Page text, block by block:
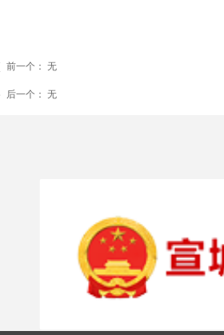
前一个： 无
后一个： 无